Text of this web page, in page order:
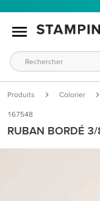
Produits Colorier
167548
RUBAN BORDÉ